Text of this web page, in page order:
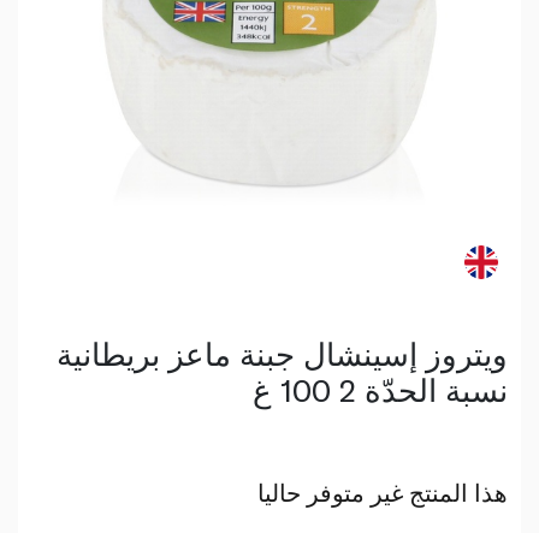
ويتروز إسينشال جبنة ماعز بريطانية
نسبة الحدّة 2 100 غ
هذا المنتج غير متوفر حاليا